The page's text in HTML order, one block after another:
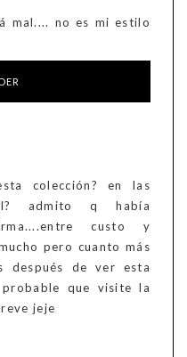
mal.... no es mi estilo
colección? en las
admito q había
custo y
pero cuanto más
después de ver esta
probable que visite la
jeje